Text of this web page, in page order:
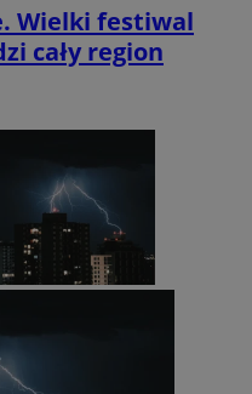
Wielki festiwal
cały region